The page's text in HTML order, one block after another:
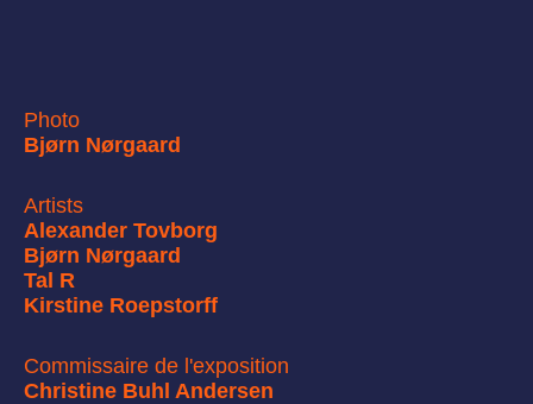
Photo
Bjørn Nørgaard
Artists
Alexander Tovborg
Bjørn Nørgaard
Tal R
Kirstine Roepstorff
Commissaire de l'exposition
Christine Buhl Andersen